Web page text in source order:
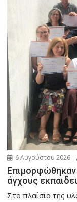
6 Αυγούστου 2026
Eπιμορφώθηκαν
άγχους
Στο πλαίσιο της